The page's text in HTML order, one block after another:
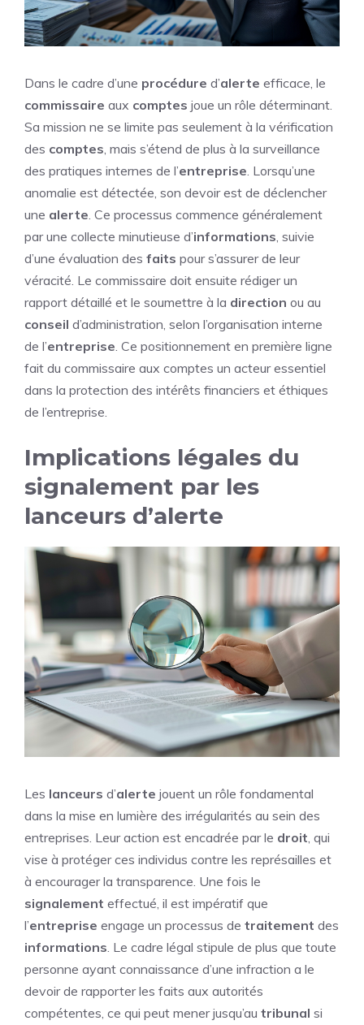
Dans le cadre d’une procédure d’alerte efficace, le
commissaire aux comptes joue un rôle déterminant.
Sa mission ne se limite pas seulement à la vérification
des comptes , mais s’étend de plus à la surveillance
des pratiques internes de l’entreprise . Lorsqu’une
anomalie est détectée, son devoir est de déclencher
une alerte . Ce processus commence généralement
par une collecte minutieuse d’informations , suivie
d’une évaluation des faits pour s’assurer de leur
véracité. Le commissaire doit ensuite rédiger un
rapport détaillé et le soumettre à la direction ou au
conseil d’administration, selon l’organisation interne
de l’entreprise . Ce positionnement en première ligne
fait du commissaire aux comptes un acteur essentiel
dans la protection des intérêts financiers et éthiques
de l’entreprise.
Implications légales du
signalement par les
lanceurs d’alerte
Les lanceurs d’alerte jouent un rôle fondamental
dans la mise en lumière des irrégularités au sein des
entreprises. Leur action est encadrée par le droit , qui
vise à protéger ces individus contre les représailles et
à encourager la transparence. Une fois le
signalement effectué, il est impératif que
l’entreprise engage un processus de traitement des
informations . Le cadre légal stipule de plus que toute
personne ayant connaissance d’une infraction a le
devoir de rapporter les faits aux autorités
compétentes, ce qui peut mener jusqu’au tribunal si